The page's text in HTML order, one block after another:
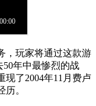
，玩家将通过这款游
50年中最惨烈的战
现了2004年11月费卢
。